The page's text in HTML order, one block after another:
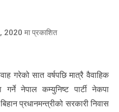
2020 मा प्रकाशित
गरेको सात वर्षपछि मात्रै वैवाहिक
नेपाल कम्युनिष्ट पार्टी नेकपा
प्रधानमन्त्रीको सरकारी निवास